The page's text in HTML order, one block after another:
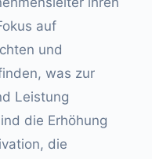
auf
und
was zur
Leistung
die Erhöhung
die